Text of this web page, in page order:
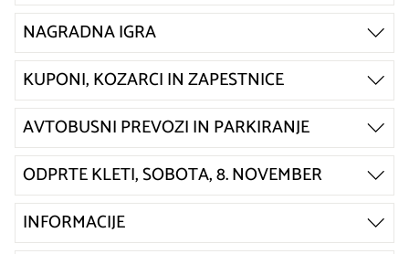
NAGRADNA IGRA
KUPONI, KOZARCI IN ZAPESTNICE
AVTOBUSNI PREVOZI IN PARKIRANJE
ODPRTE KLETI, SOBOTA, 8. NOVEMBER
INFORMACIJE